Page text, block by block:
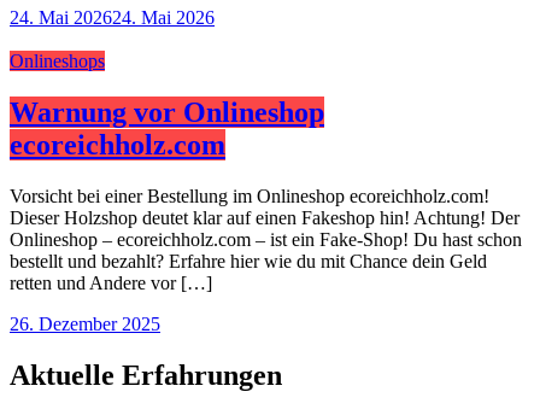
24. Mai 202624. Mai 2026
Onlineshops
Warnung vor Onlineshop
ecoreichholz.com
Vorsicht bei einer Bestellung im Onlineshop ecoreichholz.com!
Dieser Holzshop deutet klar auf einen Fakeshop hin! Achtung! Der
Onlineshop – ecoreichholz.com – ist ein Fake-Shop! Du hast schon
bestellt und bezahlt? Erfahre hier wie du mit Chance dein Geld
retten und Andere vor […]
26. Dezember 2025
Aktuelle Erfahrungen